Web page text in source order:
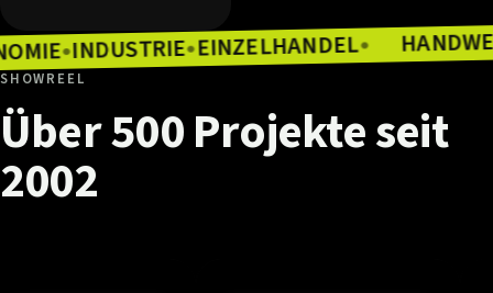
●INDUSTRIE●EINZELHANDEL●
SHOWREEL
Über500Projekteseit
2002